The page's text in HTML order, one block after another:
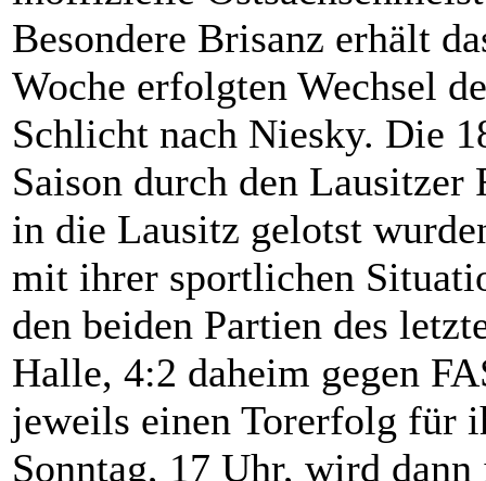
Besondere Brisanz erhält
Woche erfolgten Wechsel
Schlicht nach Niesky. Die
Saison durch den Lausitzer
in die Lausitz gelotst
mit ihrer sportlichen
den beiden Partien des
Halle, 4:2 daheim gegen
jeweils einen Torerfolg für
Sonntag, 17 Uhr, wird